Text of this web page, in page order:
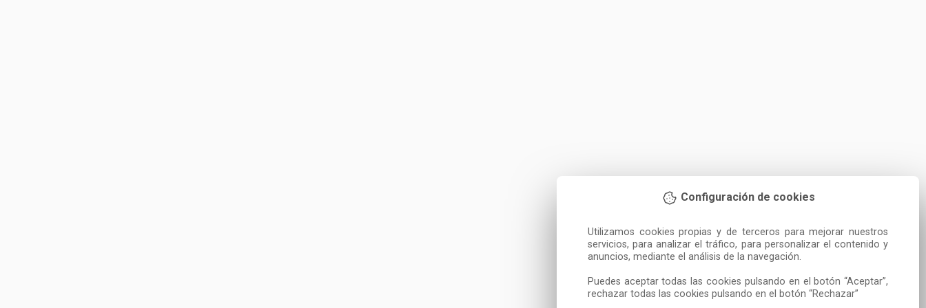
Configuración de cookies
Utilizamos cookies propias y de terceros para mejorar nuestros
servicios, para analizar el tráfico, para personalizar el contenido y
anuncios, mediante el análisis de la navegación.
Puedes aceptar todas las cookies pulsando en el botón “Aceptar”,
rechazar todas las cookies pulsando en el botón “Rechazar”